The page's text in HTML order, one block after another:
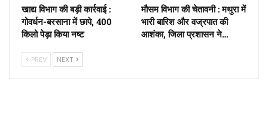
खाद्य विभाग की बड़ी कार्रवाई :
गोवर्धन-बरसाना में छापे, 400
किलो पेड़ा किया नष्ट
मौसम विभाग की चेतावनी : मथुरा में
भारी बारिश और वज्रपात की
आशंका, जिला प्रशासन ने…
PREV NEXT